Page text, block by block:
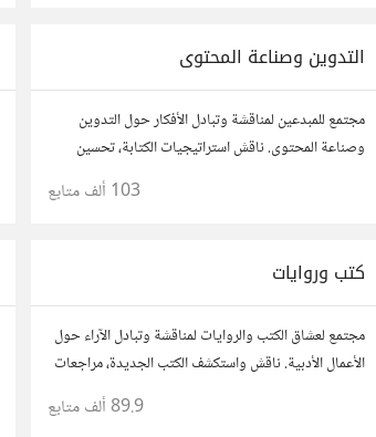
التدوين وصناعة المحتوى
مجتمع للمبدعين لمناقشة وتبادل الأفكار حول التدوين
وصناعة المحتوى. ناقش استراتيجيات الكتابة، تحسين
محركات البحث، وإنتاج المحتوى المرئي والمسموع. شارك
أفكارك وأسئلتك، وتواصل مع كتّاب ومبدعين آخرين.
103 ألف متابع
كتب وروايات
مجتمع لعشاق الكتب والروايات لمناقشة وتبادل الآراء حول
الأعمال الأدبية. ناقش واستكشف الكتب الجديدة، مراجعات
الروايات، ومشاركة توصيات القراءة. شارك أفكارك،
نصائحك، وأسئلتك، وتواصل مع قراء آخرين.89.9 ألف متابع